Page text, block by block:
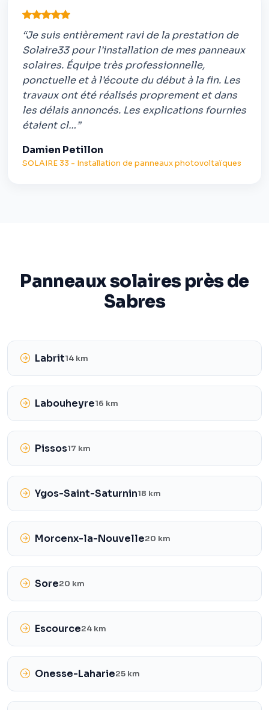
“Je suis entièrement ravi de la prestation de
Solaire33 pour l’installation de mes panneaux
solaires. Équipe très professionnelle,
ponctuelle et à l’écoute du début à la fin. Les
travaux ont été réalisés proprement et dans
les délais annoncés. Les explications fournies
étaient cl…”
Damien Petillon
SOLAIRE 33 - Installation de panneaux photovoltaïques
Panneaux solaires près de
Sabres
Labrit14 km
Labouheyre16 km
Pissos17 km
Ygos-Saint-Saturnin18 km
Morcenx-la-Nouvelle20 km
Sore20 km
Escource24 km
Onesse-Laharie25 km